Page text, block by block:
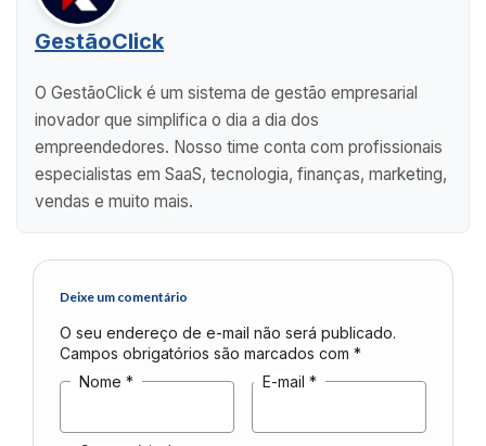
GestãoClick
O GestãoClick é um sistema de gestão empresarial
inovador que simplifica o dia a dia dos
empreendedores. Nosso time conta com profissionais
especialistas em SaaS, tecnologia, finanças, marketing,
vendas e muito mais.
Deixe um comentário
O seu endereço de e-mail não será publicado.
Campos obrigatórios são marcados com *
Nome * E-mail *